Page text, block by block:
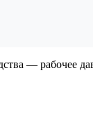
— рабочее